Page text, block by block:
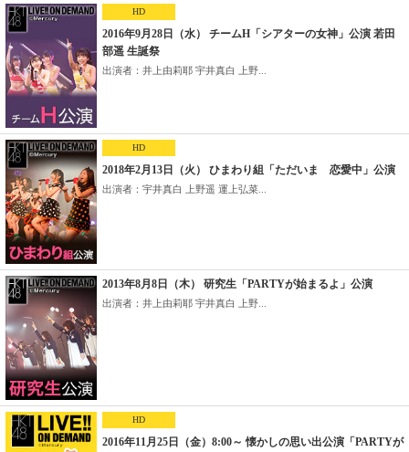
HD
2016年9月28日（水） チームH「シアターの女神」公演 若田
部遥 生誕祭
出演者：井上由莉耶 宇井真白 上野...
HD
2018年2月13日（火） ひまわり組「ただいま 恋愛中」公演
出演者：宇井真白 上野遥 運上弘菜...
2013年8月8日（木） 研究生「PARTYが始まるよ」公演
出演者：井上由莉耶 宇井真白 上野...
HD
2016年11月25日（金）8:00～ 懐かしの思い出公演「PARTYが